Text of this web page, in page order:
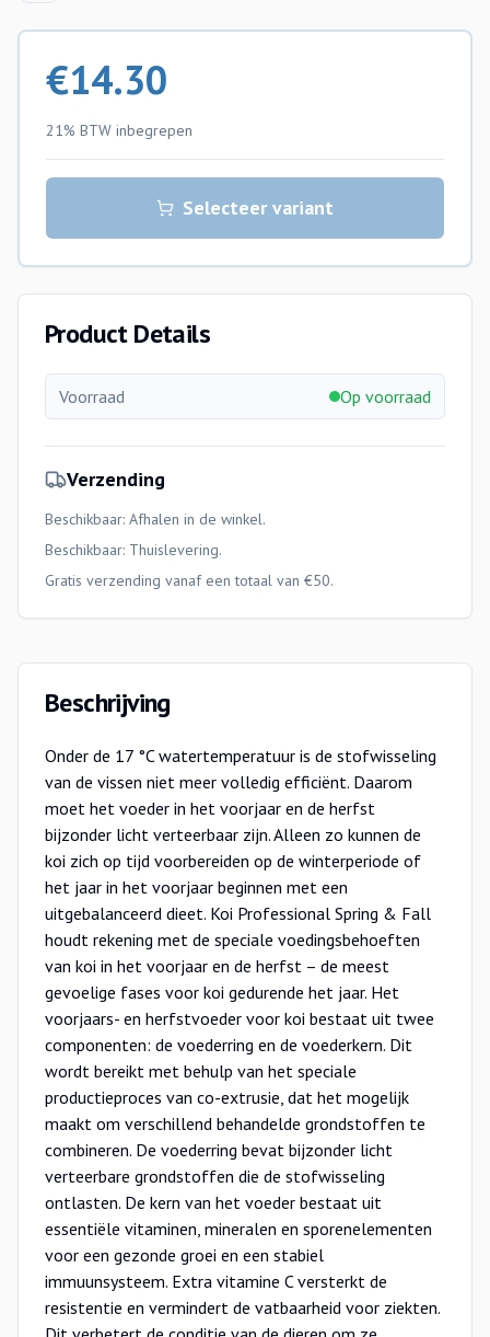
€14.30
21% BTW inbegrepen
Selecteer variant
Product Details
Voorraad Op voorraad
Verzending
Beschikbaar: Afhalen in de winkel.
Beschikbaar: Thuislevering.
Gratis verzending vanaf een totaal van €50.
Beschrijving
Onder de 17 °C watertemperatuur is de stofwisseling
van de vissen niet meer volledig efficiënt. Daarom
moet het voeder in het voorjaar en de herfst
bijzonder licht verteerbaar zijn. Alleen zo kunnen de
koi zich op tijd voorbereiden op de winterperiode of
het jaar in het voorjaar beginnen met een
uitgebalanceerd dieet. Koi Professional Spring & Fall
houdt rekening met de speciale voedingsbehoeften
van koi in het voorjaar en de herfst – de meest
gevoelige fases voor koi gedurende het jaar. Het
voorjaars- en herfstvoeder voor koi bestaat uit twee
componenten: de voederring en de voederkern. Dit
wordt bereikt met behulp van het speciale
productieproces van co-extrusie, dat het mogelijk
maakt om verschillend behandelde grondstoffen te
combineren. De voederring bevat bijzonder licht
verteerbare grondstoffen die de stofwisseling
ontlasten. De kern van het voeder bestaat uit
essentiële vitaminen, mineralen en sporenelementen
voor een gezonde groei en een stabiel
immuunsysteem. Extra vitamine C versterkt de
resistentie en vermindert de vatbaarheid voor ziekten.